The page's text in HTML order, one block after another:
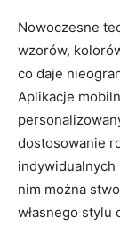
Nowoczesne
wzorów,⁤
co⁣ daje⁣
Aplikacje⁣
dostosowanie⁤
nim można
własnego stylu